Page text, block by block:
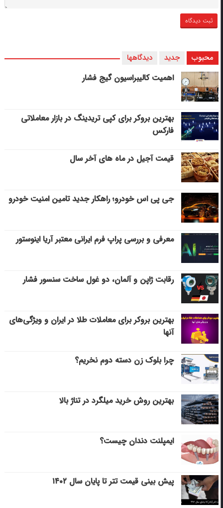
محبوب جدید دیدگاهها
اهمیت کالیبراسیون گیج فشار
بهترین بروکر برای کپی‌ تریدینگ در بازار معاملاتی
فارکس
قیمت آجیل در ماه های آخر سال
جی پی اس خودرو؛ راهکار جدید تامین امنیت خودرو
معرفی و بررسی پراپ فرم ایرانی معتبر آریا اینوستور
رقابت ژاپن و آلمان، دو غول ساخت سنسور فشار
بهترین بروکر برای معاملات طلا در ایران و ویژگی‌های
آنها
چرا بلوک زن دسته دوم نخریم؟
بهترین روش خرید میلگرد در تناژ بالا
ایمپلنت دندان چیست؟
پیش بینی قیمت تتر تا پایان سال ۱۴۰۲